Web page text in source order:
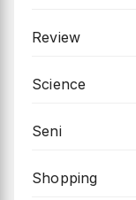
Review
Science
Seni
Shopping